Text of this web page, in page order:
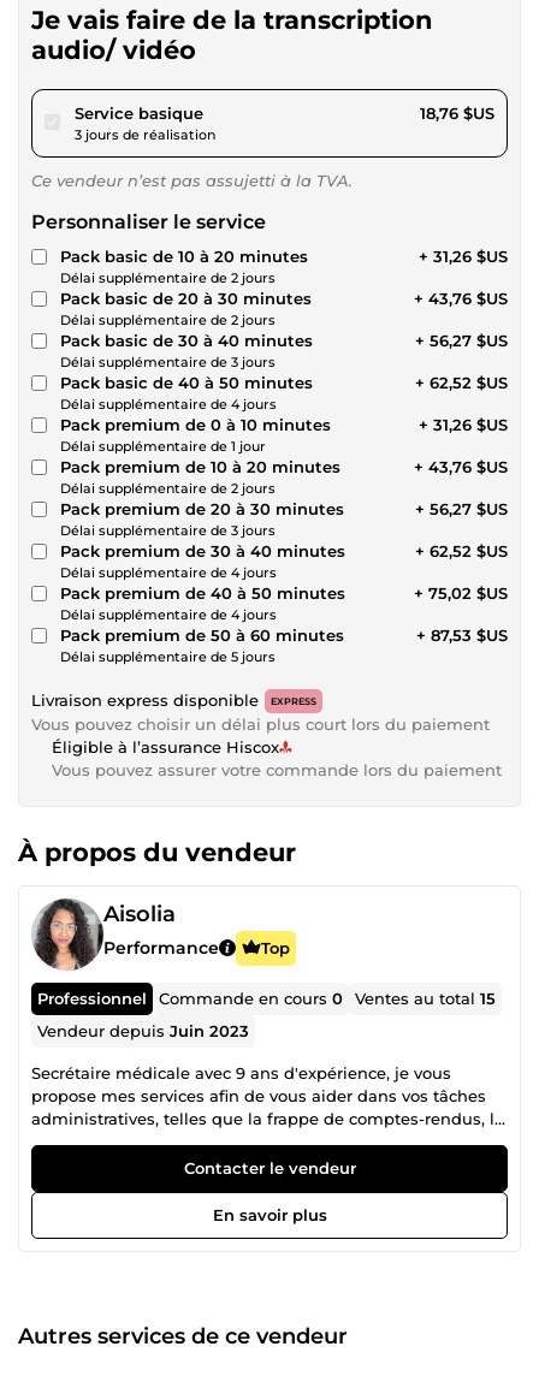
Je vais faire de la transcription
audio/ vidéo
Service basiquepour 17,29 $US
3 jours de réalisation
18,76 $US
Ce vendeur n’est pas assujetti à la TVA.
Personnaliser le service
Pack basic de 10 à 20 minutes
Délai supplémentaire de 2 jours
+ 31,26 $US
Pack basic de 20 à 30 minutes
Délai supplémentaire de 2 jours
+ 43,76 $US
Pack basic de 30 à 40 minutes
Délai supplémentaire de 3 jours
+ 56,27 $US
Pack basic de 40 à 50 minutes
Délai supplémentaire de 4 jours
+ 62,52 $US
Pack premium de 0 à 10 minutes
Délai supplémentaire de 1 jour
+ 31,26 $US
Pack premium de 10 à 20 minutes
Délai supplémentaire de 2 jours
+ 43,76 $US
Pack premium de 20 à 30 minutes
Délai supplémentaire de 3 jours
+ 56,27 $US
Pack premium de 30 à 40 minutes
Délai supplémentaire de 4 jours
+ 62,52 $US
Pack premium de 40 à 50 minutes
Délai supplémentaire de 4 jours
+ 75,02 $US
Pack premium de 50 à 60 minutes
Délai supplémentaire de 5 jours
+ 87,53 $US
Livraison express disponible EXPRESS
Vous pouvez choisir un délai plus court lors du paiement
Éligible à l’assurance Hiscox
Vous pouvez assurer votre commande lors du paiement
À propos du vendeur
Aisolia
Performance Top
Professionnel Commande en cours0 Ventes au total15
Vendeur depuisJuin 2023
Secrétaire médicale avec 9 ans d'expérience, je vous
propose mes services afin de vous aider dans vos tâches
administratives, telles que la frappe de comptes-rendus, la
frappe de manuscrits, la transcription de documents, la
création de devis et de factures, les relances d'impayés, les
rappels d'événements et de rendez-vous, la saisie de
données, le scan des documents, la mise en page de
documents, la destruction de documents... Réactive,
Contacter le vendeur
En savoir plus
Autres services de ce vendeur